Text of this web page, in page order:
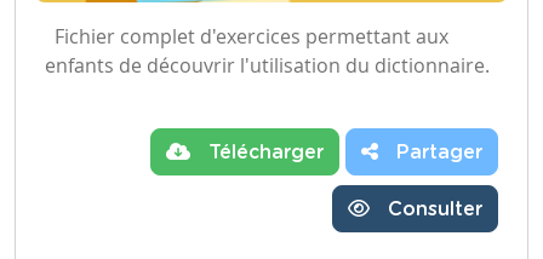
Fichier complet d'exercices permettant aux
enfants de découvrir l'utilisation du dictionnaire.
Télécharger Partager
Consulter